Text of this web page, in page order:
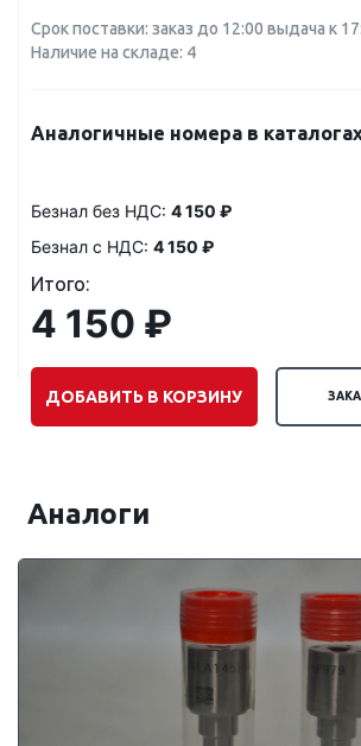
Срок поставки: заказ до 12:00 выдача к
Наличие на складе: 4
Аналогичные номера в
Безнал без НДС: 4 150 ₽
Безнал с НДС: 4 150 ₽
Итого:
4 150 ₽
ДОБАВИТЬ В КОРЗИНУ
Аналоги